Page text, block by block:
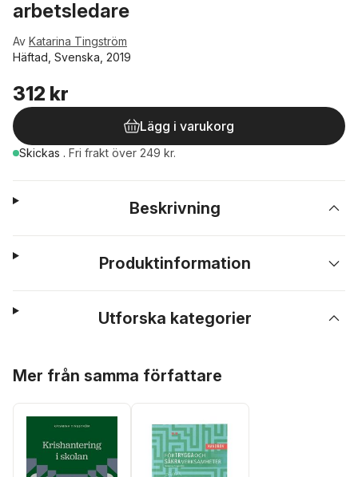
arbetsledare
Av Katarina Tingström
Häftad, Svenska, 2019
312 kr
Lägg i varukorg
Skickas . Fri frakt över 249 kr.
Beskrivning
Produktinformation
Utforska kategorier
Mer från samma författare